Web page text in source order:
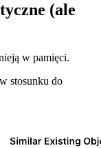
(ale
w pamięci.
stosunku do